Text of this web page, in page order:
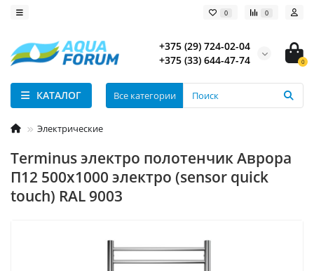
0 0
+375 (29) 724-02-04
+375 (33) 644-47-74
0
КАТАЛОГ Все категории
Электрические
Terminus электро полотенчик Аврора
П12 500х1000 электро (sensor quick
touch) RAL 9003